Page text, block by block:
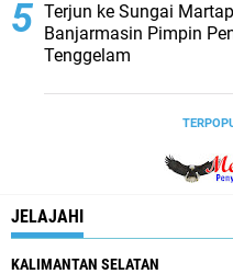
Terjun ke Sungai
Banjarmasin Pimpin
Tenggelam
JELAJAHI
KALIMANTAN SELATAN